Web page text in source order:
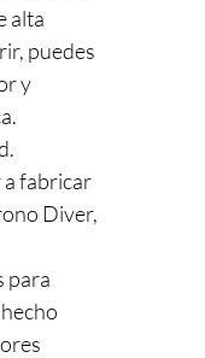
alta
puedes
y
a fabricar
Diver,
para